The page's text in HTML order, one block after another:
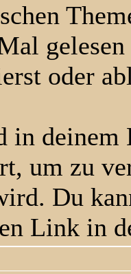
oder
deinem
um zu
Du
Link in